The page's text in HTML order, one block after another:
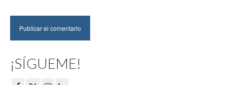
¡SÍGUEME!